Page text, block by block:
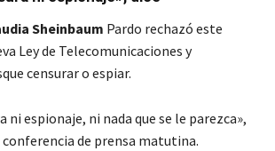
Sheinbaum Pardo rechazó este
Ley de Telecomunicaciones y
censurar o espiar.
ni espionaje, ni nada que se le parezca»,
de prensa matutina.